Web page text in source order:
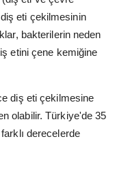
diş eti çekilmesinin
bakterilerin neden
etini çene kemiğine
diş eti çekilmesine
olabilir. Türkiye'de 35
derecelerde